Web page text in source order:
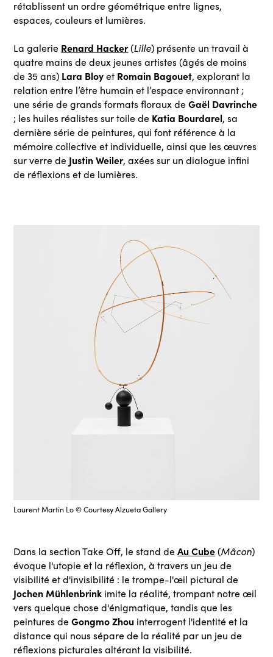
rétablissent un ordre géométrique entre lignes,
espaces, couleurs et lumières.
La galerie Renard Hacker(Lille) présente un travail à
quatre mains de deux jeunes artistes (âgés de moins
de 35 ans) Lara Bloyet Romain Bagouet, explorant la
relation entre l’être humain et l’espace environnant ;
une série de grands formats floraux deGaël Davrinche
; les huiles réalistes sur toile de Katia Bourdarel, sa
dernière série de peintures, qui font référence à la
mémoire collective et individuelle, ainsi que les œuvres
sur verre de Justin Weiler, axées sur un dialogue infini
de réflexions et de lumières.
Laurent Martin Lo © Courtesy Alzueta Gallery
Dans la section Take Off, le stand deAu Cube(Mâcon)
évoque l'utopie et la réflexion, à travers un jeu de
visibilité et d'invisibilité : le trompe-l'œil pictural de
Jochen Mühlenbrink imite la réalité, trompant notre œil
vers quelque chose d'énigmatique, tandis que les
peintures deGongmo Zhou interrogent l'identité et la
distance qui nous sépare de la réalité par un jeu de
réflexions picturales altérant la visibilité.